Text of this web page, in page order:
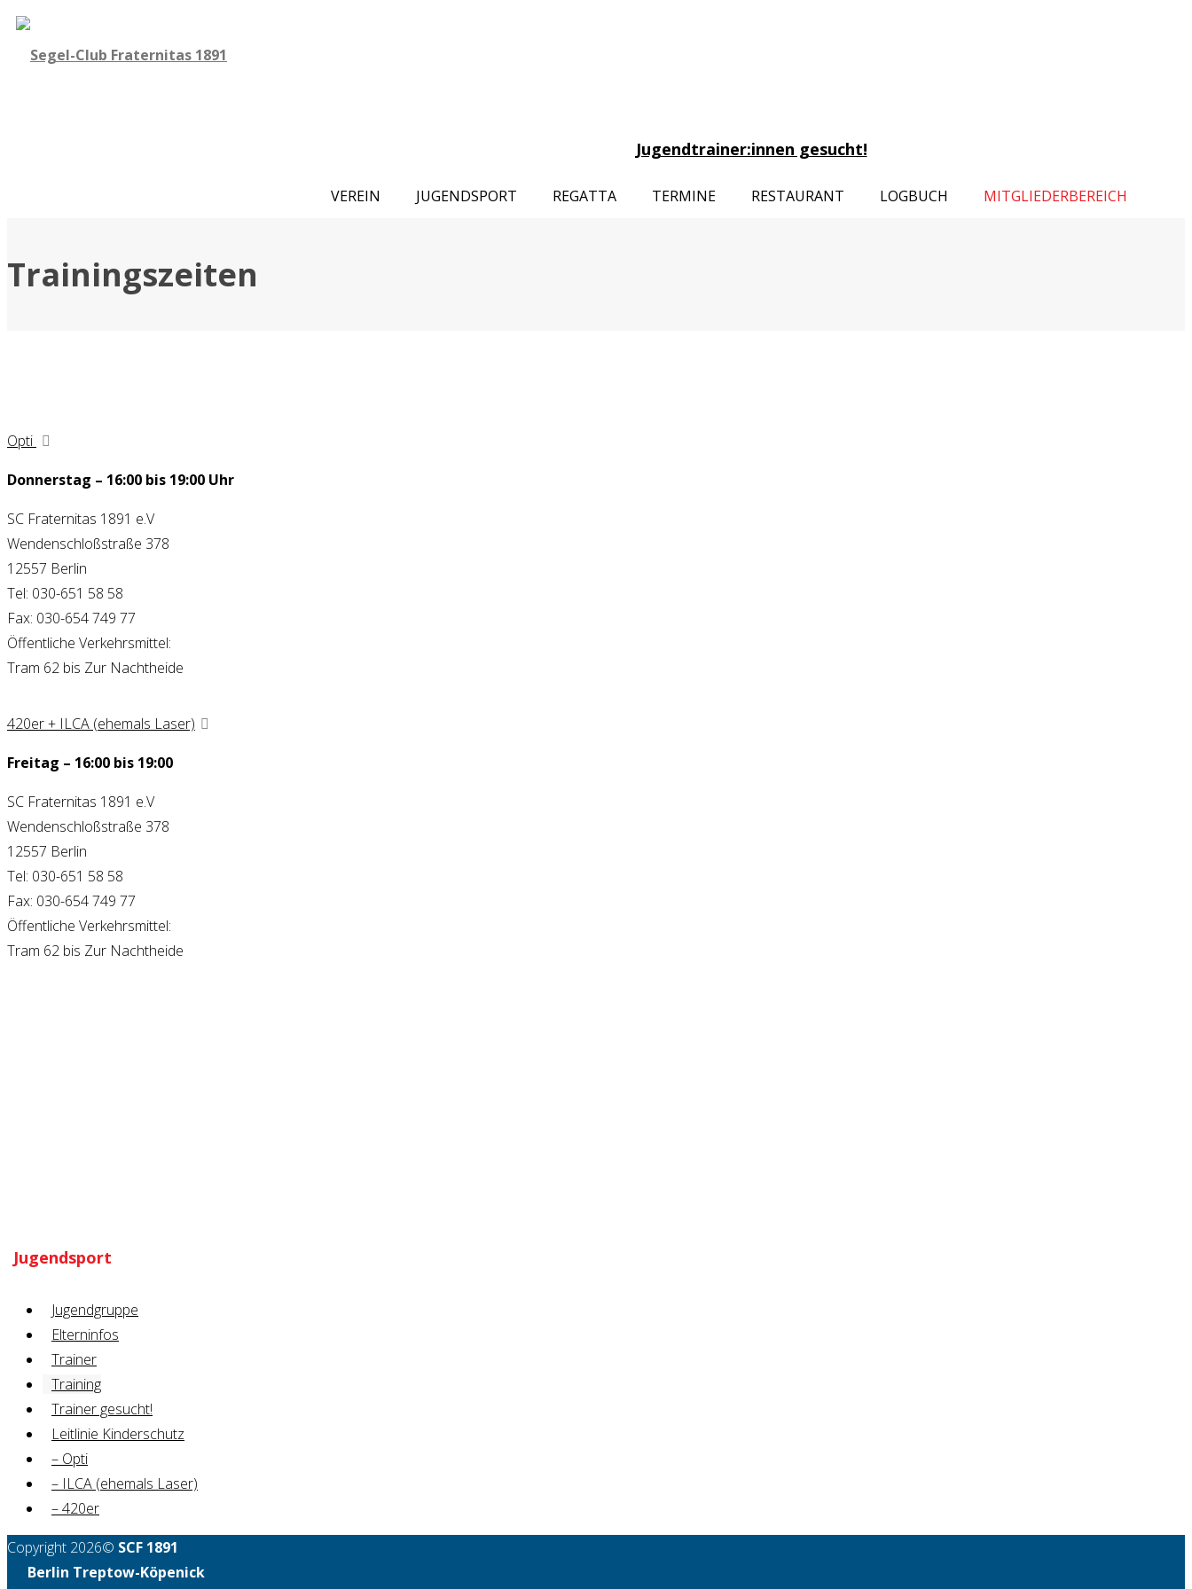
Jugendtrainer:innen gesucht!
VEREIN JUGENDSPORT REGATTA TERMINE RESTAURANT LOGBUCH MITGLIEDERBEREICH
Trainingszeiten
Opti
Donnerstag – 16:00 bis 19:00 Uhr
SC Fraternitas 1891 e.V
Wendenschloßstraße 378
12557 Berlin
Tel: 030-651 58 58
Fax: 030-654 749 77
Öffentliche Verkehrsmittel:
Tram 62 bis Zur Nachtheide
420er + ILCA (ehemals Laser)
Freitag – 16:00 bis 19:00
SC Fraternitas 1891 e.V
Wendenschloßstraße 378
12557 Berlin
Tel: 030-651 58 58
Fax: 030-654 749 77
Öffentliche Verkehrsmittel:
Tram 62 bis Zur Nachtheide
Jugendsport
Jugendgruppe
Elterninfos
Trainer
Training
Trainer gesucht!
Leitlinie Kinderschutz
– Opti
– ILCA (ehemals Laser)
– 420er
Copyright 2026© SCF 1891
Berlin Treptow-Köpenick